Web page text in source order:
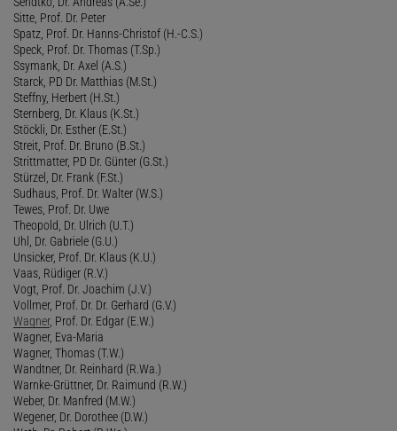
Sitte, Prof. Dr. Peter
Spatz, Prof. Dr. Hanns-Christof (H.-C.S.)
Speck, Prof. Dr. Thomas (T.Sp.)
Ssymank, Dr. Axel (A.S.)
Starck, PD Dr. Matthias (M.St.)
Steffny, Herbert (H.St.)
Sternberg, Dr. Klaus (K.St.)
Stöckli, Dr. Esther (E.St.)
Streit, Prof. Dr. Bruno (B.St.)
Strittmatter, PD Dr. Günter (G.St.)
Stürzel, Dr. Frank (F.St.)
Sudhaus, Prof. Dr. Walter (W.S.)
Tewes, Prof. Dr. Uwe
Theopold, Dr. Ulrich (U.T.)
Uhl, Dr. Gabriele (G.U.)
Unsicker, Prof. Dr. Klaus (K.U.)
Vaas, Rüdiger (R.V.)
Vogt, Prof. Dr. Joachim (J.V.)
Vollmer, Prof. Dr. Dr. Gerhard (G.V.)
Wagner, Prof. Dr. Edgar (E.W.)
Wagner, Eva-Maria
Wagner, Thomas (T.W.)
Wandtner, Dr. Reinhard (R.Wa.)
Warnke-Grüttner, Dr. Raimund (R.W.)
Weber, Dr. Manfred (M.W.)
Wegener, Dr. Dorothee (D.W.)